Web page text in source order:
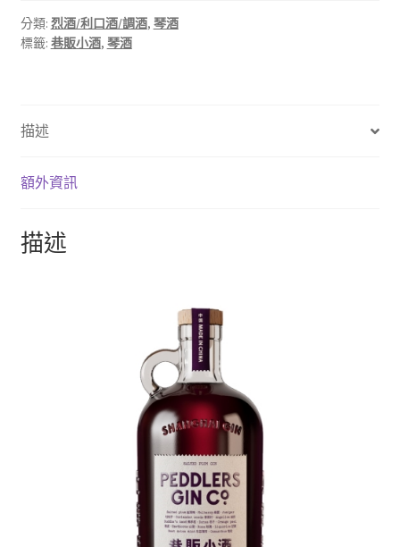
分類: 烈酒/利口酒/調酒, 琴酒
標籤: 巷販小酒, 琴酒
描述
額外資訊
描述